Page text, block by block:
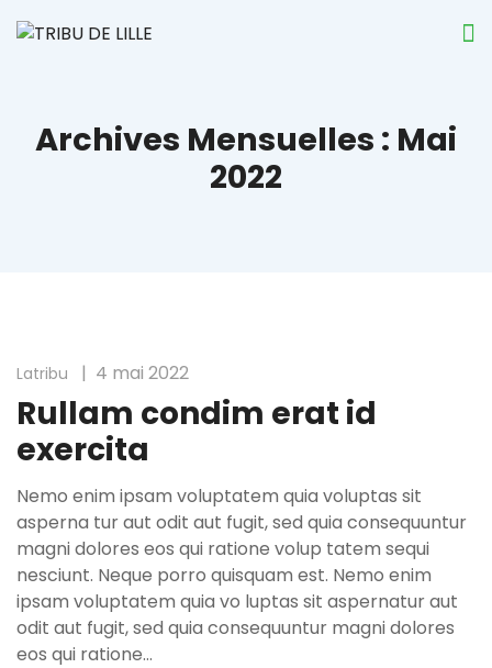
Archives Mensuelles : Mai
2022
Latribu 4 mai 2022
Rullam condim erat id
exercita
Nemo enim ipsam voluptatem quia voluptas sit
asperna tur aut odit aut fugit, sed quia consequuntur
magni dolores eos qui ratione volup tatem sequi
nesciunt. Neque porro quisquam est. Nemo enim
ipsam voluptatem quia vo luptas sit aspernatur aut
odit aut fugit, sed quia consequuntur magni dolores
eos qui ratione…